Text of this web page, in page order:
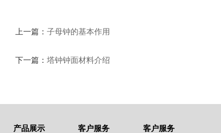
上一篇： 子母钟的基本作用
下一篇： 塔钟钟面材料介绍
产品展示 客户服务 客户服务